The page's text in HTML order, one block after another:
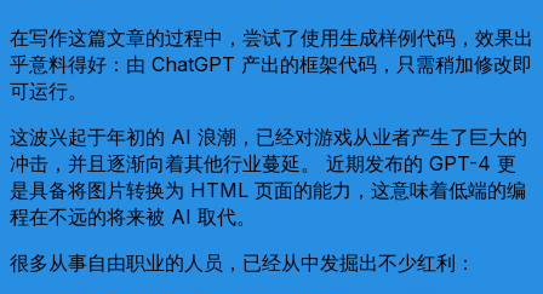
在写作这篇文章的过程中，尝试了使用生成样例代码，效果出
乎意料得好：由 ChatGPT 产出的框架代码，只需稍加修改即
可运行。
这波兴起于年初的 AI 浪潮，已经对游戏从业者产生了巨大的
冲击，并且逐渐向着其他行业蔓延。 近期发布的 GPT-4 更
是具备将图片转换为 HTML 页面的能力，这意味着低端的编
程在不远的将来被 AI 取代。
很多从事自由职业的人员，已经从中发掘出不少红利：